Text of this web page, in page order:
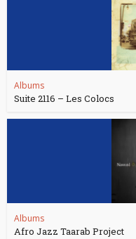
Albums
Suite 2116 – Les Colocs
Albums
Afro Jazz Taarab Project